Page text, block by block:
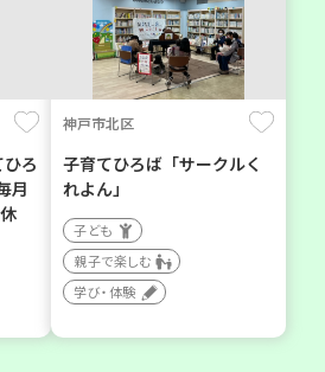
ひろ
月
神戸市北区
子育てひろば「サークルく
れよん」
子ども
親子で楽しむ
学び・体験